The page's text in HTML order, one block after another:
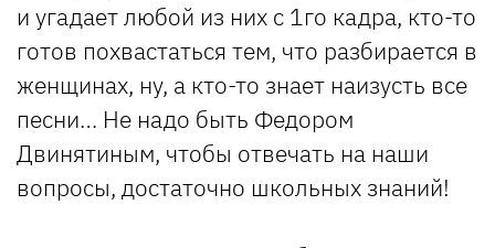
и угадает любой из них с 1го кадра, кто-то
готов похвастаться тем, что разбирается в
женщинах, ну, а кто-то знает наизусть все
песни… Не надо быть Федором
Двинятиным, чтобы отвечать на наши
вопросы, достаточно школьных знаний!